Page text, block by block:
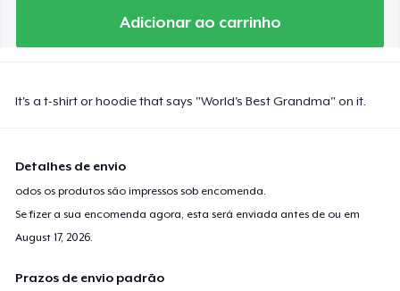
Adicionar ao carrinho
It's a t-shirt or hoodie that says "World's Best Grandma" on it.
Detalhes de envio
odos os produtos são impressos sob encomenda.
Se fizer a sua encomenda agora, esta será enviada antes de ou em
August 17, 2026.
Prazos de envio padrão